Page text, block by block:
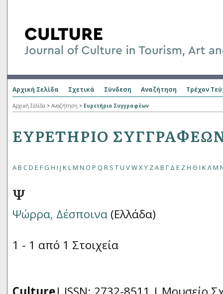
Αρχική Σελίδα Σχετικά Σύνδεση Αναζήτηση Τρέχον
Αρχική Σελίδα > Αναζήτηση > Ευρετήριο Συγγραφέων
ΕΥΡΕΤΉΡΙΟ
AB CD E FG H I J KLM N O P Q R S TU VWXY ZΑΒ Γ Δ Ε ΖΗ Θ Ι ΚΛΜ
Ψ
Ψώρρα, Δέσποινα (Ελλάδα)
1 - 1 από 1 Στοιχεία